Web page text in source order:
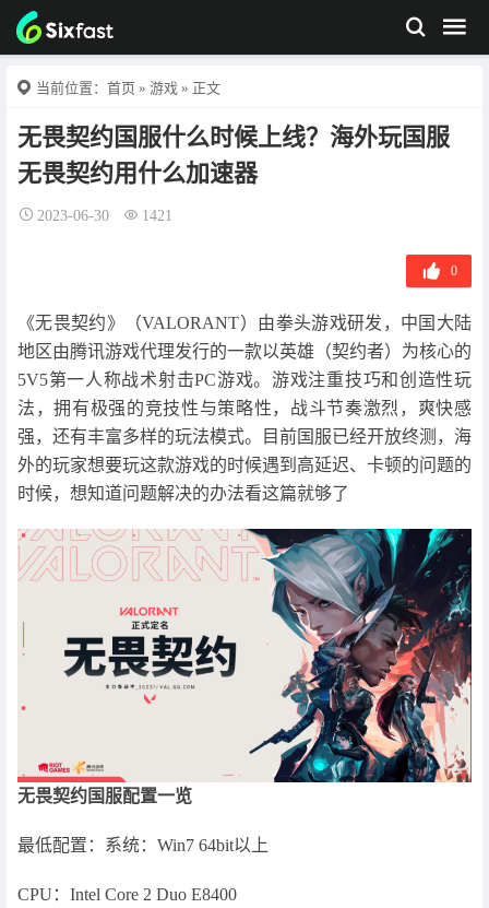
当前位置： 首页 » 游戏 » 正文
无畏契约国服什么时候上线？海外玩国服
无畏契约用什么加速器
2023-06-30 1421
0
《无畏契约》（VALORANT）由拳头游戏研发，中国大陆
地区由腾讯游戏代理发行的一款以英雄（契约者）为核心的
5V5第一人称战术射击PC游戏。游戏注重技巧和创造性玩
法，拥有极强的竞技性与策略性，战斗节奏激烈，爽快感
强，还有丰富多样的玩法模式。目前国服已经开放终测，海
外的玩家想要玩这款游戏的时候遇到高延迟、卡顿的问题的
时候，想知道问题解决的办法看这篇就够了
无畏契约国服配置一览
最低配置：系统：Win7 64bit以上
CPU：Intel Core 2 Duo E8400